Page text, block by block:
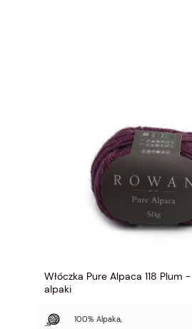
Włóczka Pure Alpaca 118 Plum
alpaki
100% Alpaka,